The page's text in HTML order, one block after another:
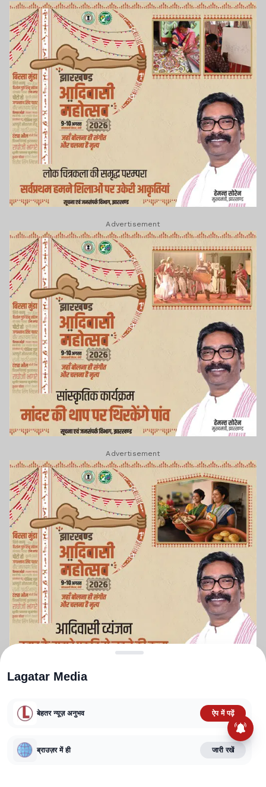
Advertisement
Advertisement
TERMS AND CONDITIONS
CORRECTIONS POLICY
FACT CHECKING POLICY
Lagatar Media
बेहतर न्यूज़ अनुभव ऐप में पढ़ें
ब्राउज़र में ही जारी रखें